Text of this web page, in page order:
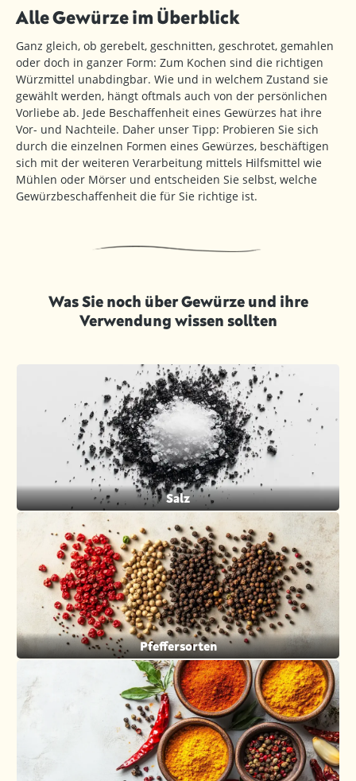
Alle Gewürze im Überblick
Ganz gleich, ob gerebelt, geschnitten, geschrotet, gemahlen
oder doch in ganzer Form: Zum Kochen sind die richtigen
Würzmittel unabdingbar. Wie und in welchem Zustand sie
gewählt werden, hängt oftmals auch von der persönlichen
Vorliebe ab. Jede Beschaffenheit eines Gewürzes hat ihre
Vor- und Nachteile. Daher unser Tipp: Probieren Sie sich
durch die einzelnen Formen eines Gewürzes, beschäftigen
sich mit der weiteren Verarbeitung mittels Hilfsmittel wie
Mühlen oder Mörser und entscheiden Sie selbst, welche
Gewürzbeschaffenheit die für Sie richtige ist.
Was Sie noch über Gewürze und ihre
Verwendung wissen sollten
Salz
Pfeffersorten